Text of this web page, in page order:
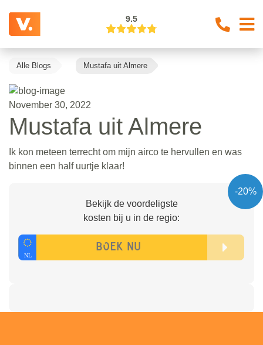
9.5
Alle Blogs Mustafa uit Almere
November 30, 2022
Mustafa uit Almere
Ik kon meteen terrecht om mijn airco te hervullen en was
binnen een half uurtje klaar!
-20%
Bekijk de voordeligste
kosten bij u in de regio: